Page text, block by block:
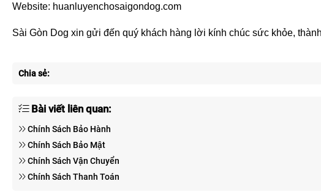
Website: huanluyenchosaigondog.com
Sài Gòn Dog xin gửi đến quý khách hàng lời kính chúc sức khỏe,
Chia sẻ:
Bài viết liên quan:
Chính Sách Bảo Hành
Chính Sách Bảo Mật
Chính Sách Vận Chuyển
Chính Sách Thanh Toán